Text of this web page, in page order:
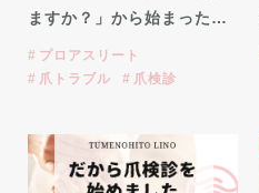
ますか？」から始まった…
プロアスリート
爪トラブル
爪検診